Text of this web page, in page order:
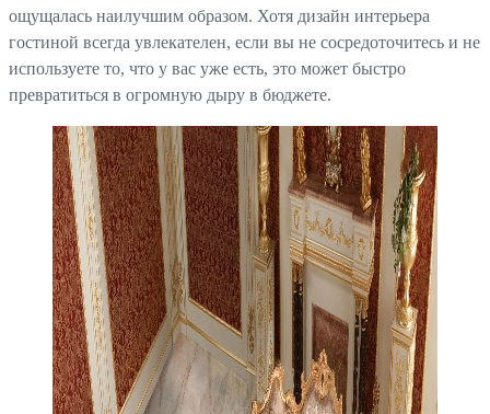
ощущалась наилучшим образом. Хотя дизайн интерьера
гостиной всегда увлекателен, если вы не сосредоточитесь и не
используете то, что у вас уже есть, это может быстро
превратиться в огромную дыру в бюджете.